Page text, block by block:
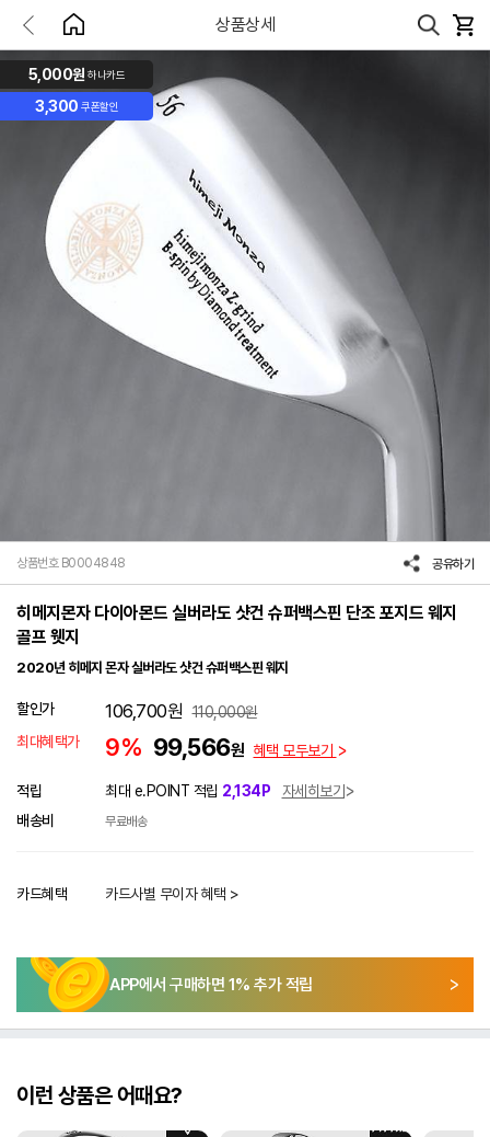
상품상세
5,000원 하나카드
3,300 쿠폰할인
상품번호 B0004848 공유하기
히메지몬자 다이아몬드 실버라도 샷건 슈퍼백스핀 단조 포지드 웨지
골프 웻지
2020년 히메지 몬자 실버라도 샷건 슈퍼백스핀 웨지
할인가 106,700원 110,000원
최대혜택가
9% 99,566원 혜택 모두보기
적립 최대 e.POINT 적립 2,134P
자세히보기
배송비
무료배송
카드혜택 카드사별 무이자 혜택 >
APP에서 구매하면 1% 추가 적립
이런 상품은 어때요?